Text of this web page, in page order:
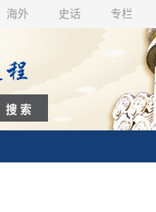
海外 史话 专栏